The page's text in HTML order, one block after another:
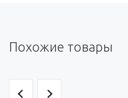
Похожие товары